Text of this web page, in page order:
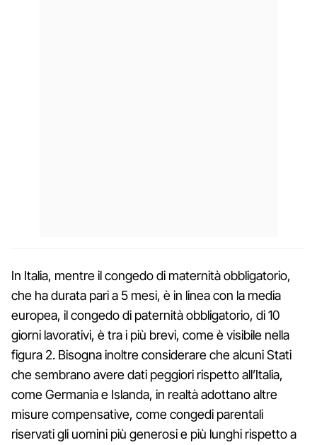
In Italia, mentre il congedo di maternità obbligatorio,
che ha durata pari a 5 mesi, è in linea con la media
europea, il congedo di paternità obbligatorio, di 10
giorni lavorativi, è tra i più brevi, come è visibile nella
figura 2. Bisogna inoltre considerare che alcuni Stati
che sembrano avere dati peggiori rispetto all’Italia,
come Germania e Islanda, in realtà adottano altre
misure compensative, come congedi parentali
riservati gli uomini più generosi e più lunghi rispetto a